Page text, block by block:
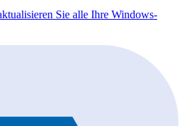
Sie alle Ihre Windows-